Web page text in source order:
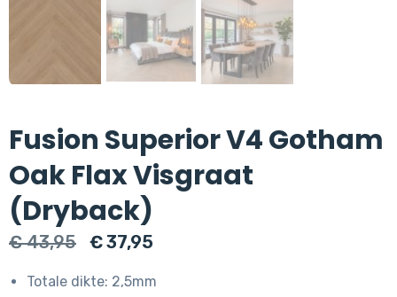
Fusion Superior V4 Gotham
Oak Flax Visgraat
(Dryback)
€43,95
Oorspronkelijke
€37,95
Totale dikte: 2,5mm